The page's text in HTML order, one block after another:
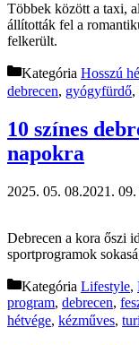
Többek között a taxi,
állították fel a
felkerült.
Kategória Hosszú
debrecen, gyógyfürdő,
10 színes
napokra
2025. 05. 08.2021. 09.
Debrecen a kora őszi
sportprogramok
Kategória Lifestyle,
program, debrecen,
hétvége, kézműves,